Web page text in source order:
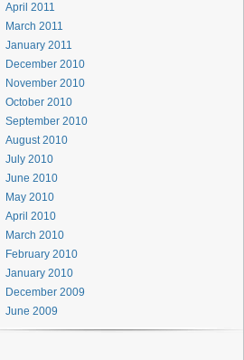
April 2011
March 2011
January 2011
December 2010
November 2010
October 2010
September 2010
August 2010
July 2010
June 2010
May 2010
April 2010
March 2010
February 2010
January 2010
December 2009
June 2009